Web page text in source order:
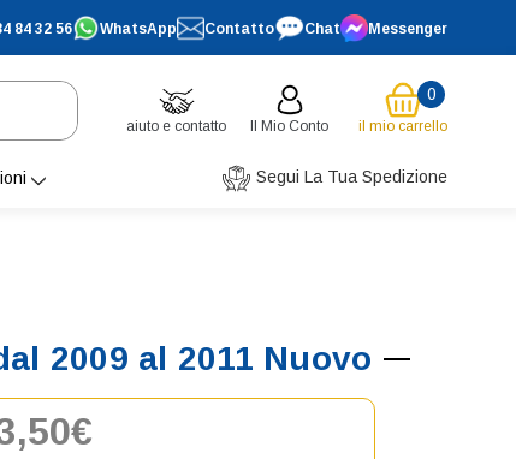
84 32 56 WhatsApp Contatto Chat Messenger
aiuto e contatto Il Mio Conto
0
il mio carrello
Segui La Tua Spedizione
2009 al 2011 Nuovo